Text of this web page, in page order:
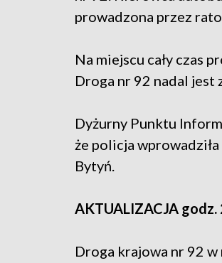
prowadzona przez
Na miejscu cały czas
Droga nr 92 nadal jest
Dyżurny Punktu
że policja
Bytyń.
AKTUALIZACJA godz.
Droga krajowa nr 92